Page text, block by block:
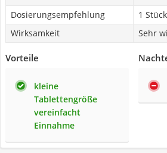
Dosierungsempfehlung
1
Wirksamkeit
Sehr
Vorteile
kleine
Tablettengröße
vereinfacht
Einnahme